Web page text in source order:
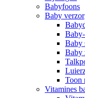
Babyfoons
Baby
Baby
Baby
Toon
Vitamines